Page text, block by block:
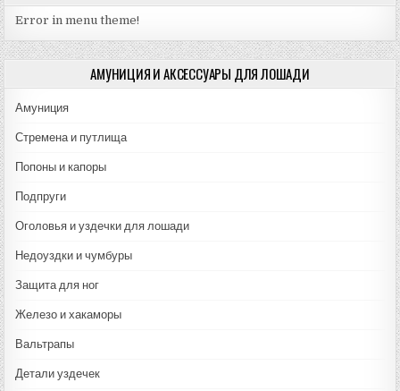
Error in menu theme!
АМУНИЦИЯ И АКСЕССУАРЫ ДЛЯ ЛОШАДИ
Амуниция
Стремена и путлища
Попоны и капоры
Подпруги
Оголовья и уздечки для лошади
Недоуздки и чумбуры
Защита для ног
Железо и хакаморы
Вальтрапы
Детали уздечек